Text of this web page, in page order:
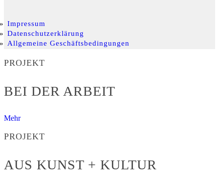
Impressum
Datenschutzerklärung
Allgemeine Geschäftsbedingungen
PROJEKT
BEI DER ARBEIT
Mehr
PROJEKT
AUS KUNST + KULTUR